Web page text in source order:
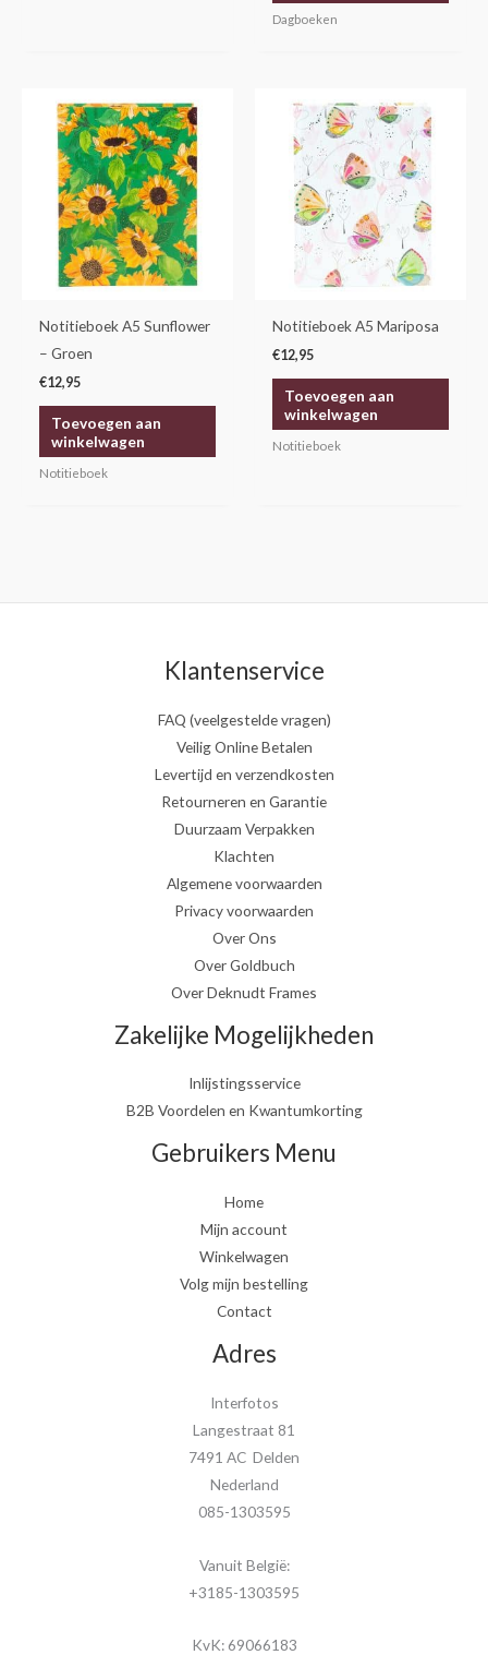
Dagboeken
Notitieboek A5 Sunflower
– Groen
€12,95
Toevoegen aan
winkelwagen
Notitieboek
Notitieboek A5 Mariposa
€12,95
Toevoegen aan
winkelwagen
Notitieboek
Klantenservice
FAQ (veelgestelde vragen)
Veilig Online Betalen
Levertijd en verzendkosten
Retourneren en Garantie
Duurzaam Verpakken
Klachten
Algemene voorwaarden
Privacy voorwaarden
Over Ons
Over Goldbuch
Over Deknudt Frames
Zakelijke Mogelijkheden
Inlijstingsservice
B2B Voordelen en Kwantumkorting
Gebruikers Menu
Home
Mijn account
Winkelwagen
Volg mijn bestelling
Contact
Adres
Interfotos
Langestraat 81
7491 AC Delden
Nederland
085-1303595
Vanuit België:
+3185-1303595
KvK: 69066183